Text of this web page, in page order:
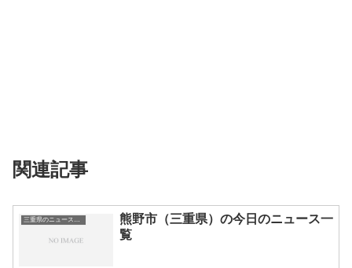
関連記事
三重県のニュース一覧
熊野市（三重県）の今日のニュース一
覧